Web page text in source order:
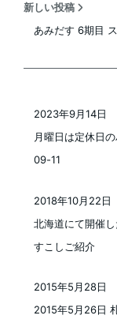
新しい投稿
あみだす 6期目
月曜日は定休日
09-11
2023年9月14日
北海道にて開催
すこしご紹介
投稿日
2018年10月22日
2015年5月26日
2015年5月28日